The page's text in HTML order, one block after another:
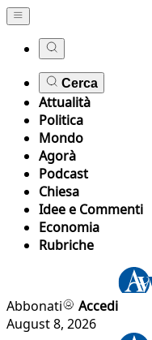
Cerca
Attualità
Politica
Mondo
Agorà
Podcast
Chiesa
Idee e Commenti
Economia
Rubriche
Abbonati
Accedi
August 8, 2026